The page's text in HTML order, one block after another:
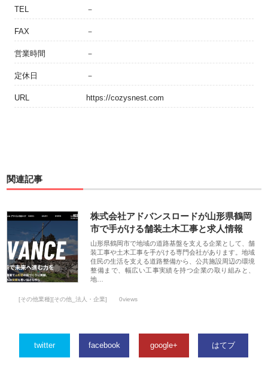
TEL －
FAX －
営業時間 －
定休日 －
URL https://cozysnest.com
関連記事
株式会社アドバンスロードが山形県鶴岡
市で手がける舗装土木工事と求人情報
山形県鶴岡市で地域の道路基盤を支える企業として、舗
装工事や土木工事を手がける専門会社があります。地域
住民の生活を支える道路整備から、公共施設周辺の環境
整備まで、幅広い工事実績を持つ企業の取り組みと、
地…
[その他業種][その他_法人・企業] 0views
twitter facebook google+ はてブ